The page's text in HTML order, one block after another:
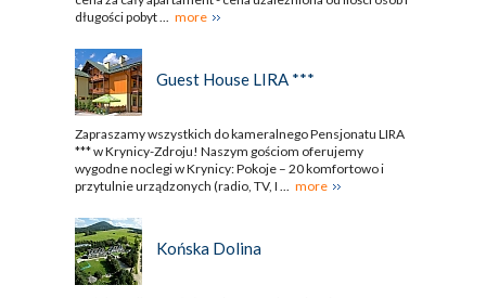
długości pobyt ...
more
Guest House LIRA ***
Zapraszamy wszystkich do kameralnego Pensjonatu LIRA
*** w Krynicy-Zdroju! Naszym gościom oferujemy
wygodne noclegi w Krynicy: Pokoje – 20 komfortowo i
przytulnie urządzonych (radio, TV, I ...
more
Końska Dolina